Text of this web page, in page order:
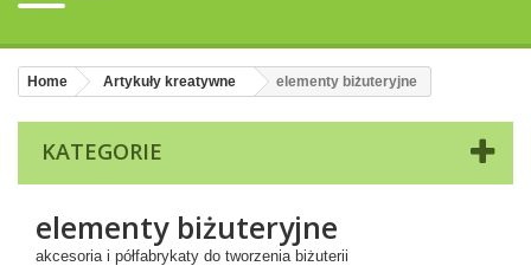
Home Artykuły kreatywne elementy biżuteryjne
KATEGORIE
elementy biżuteryjne
akcesoria i półfabrykaty do tworzenia biżuterii